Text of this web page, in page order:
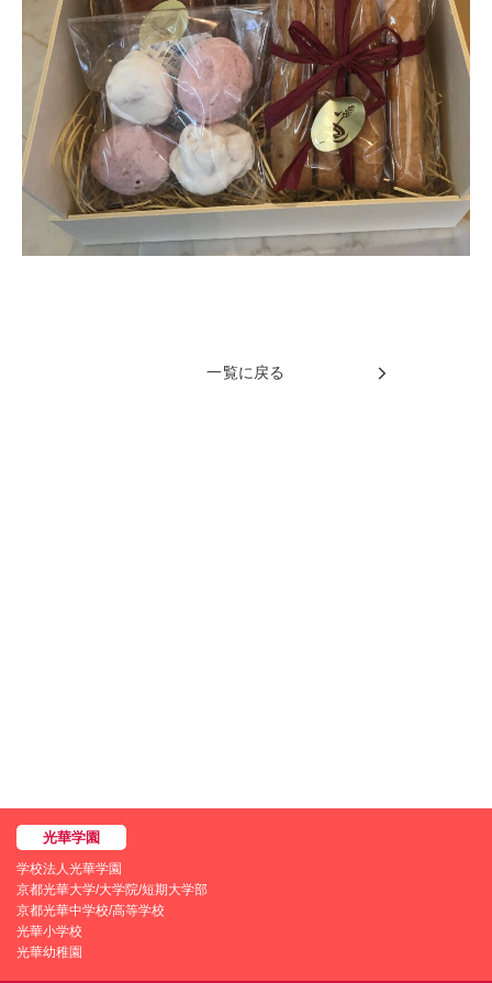
一覧に戻る
学校法人光華学園
京都光華大学/大学院/短期大学部
京都光華中学校/高等学校
光華小学校
光華幼稚園